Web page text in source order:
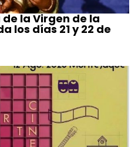
la Virgen de la
los días 21 y 22 de